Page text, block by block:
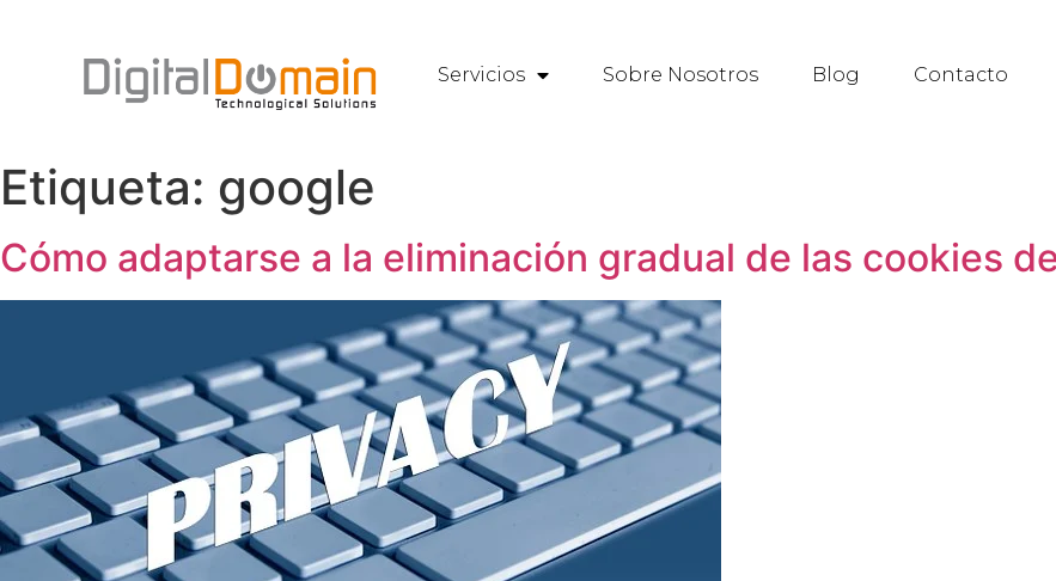
Servicios Sobre Nosotros Blog Contacto
Etiqueta: google
Cómo adaptarse a la eliminación gradual de las cookies